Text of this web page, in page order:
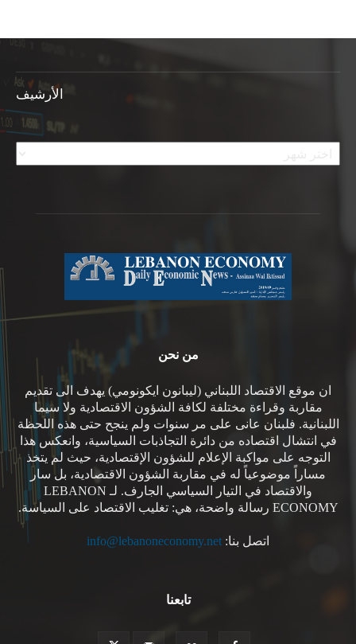
الأرشيف
الأرشيف
من نحن
ان موقع الاقتصاد اللبناني (ليبانون ايكونومي) يهدف الى تقديم
مقاربة وقراءة مختلفة لكافة الشؤون الاقتصادية ولا سيما
اللبنانية. فلبنان عانى على مر سنوات ولم ينجح حتى هذه اللحظة
في انتشال اقتصاده من دائرة التجاذبات السياسية، وانعكس هذا
التوجه على مواكبة الإعلام للشؤون الإقتصادية، حيث لم يتخذ
مساراً موضوعياً له في مقاربة الشؤون الاقتصادية، بل سار
والاقتصاد في التيار السياسي الجارف. لـ LEBANON
ECONOMY رسالة واضحة، هي: تغليب الاقتصاد على السياسة.
اتصل بنا: info@lebanoneconomy.net
تابعنا